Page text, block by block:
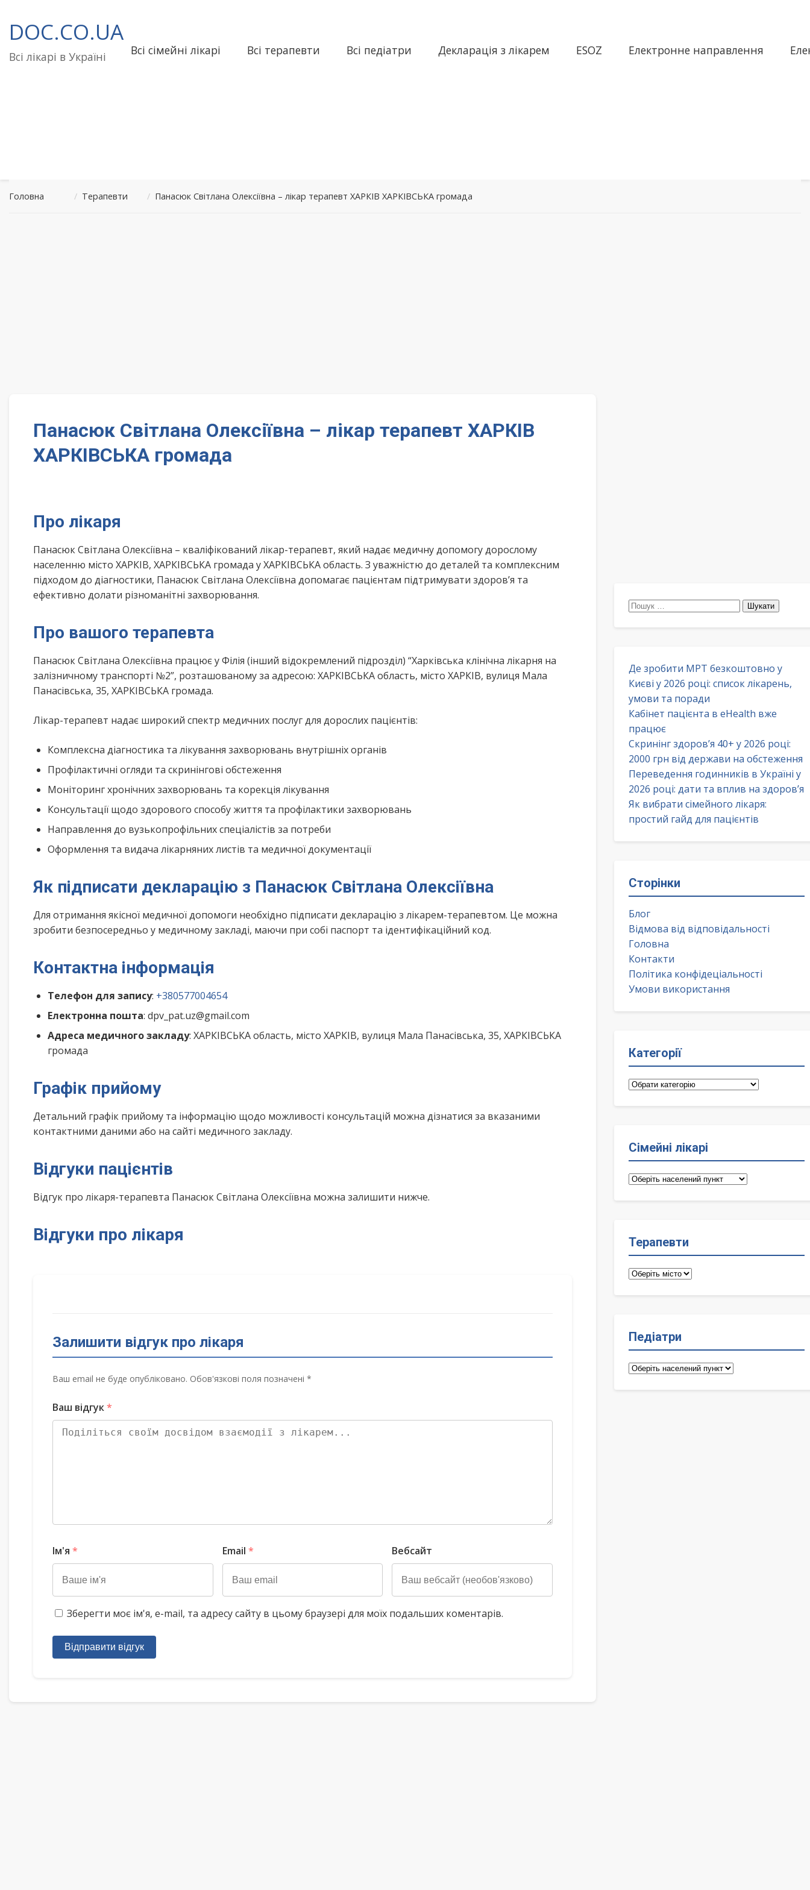
до
вмісту
DOC.CO.UA
Всі лікарі в Україні Всі сімейні лікарі Всі терапевти Всі педіатри Декларація з лікарем ESOZ Електронне направлення
Головна / Терапевти / Панасюк Світлана Олексіївна – лікар терапевт ХАРКІВ ХАРКІВСЬКА громада
Панасюк Світлана Олексіївна – лікар терапевт ХАРКІВ
ХАРКІВСЬКА громада
Про лікаря
Панасюк Світлана Олексіївна – кваліфікований лікар-терапевт, який надає медичну допомогу дорослому
населенню місто ХАРКІВ, ХАРКІВСЬКА громада у ХАРКІВСЬКА область. З уважністю до деталей та комплексним
підходом до діагностики, Панасюк Світлана Олексіївна допомагає пацієнтам підтримувати здоров’я та
ефективно долати різноманітні захворювання.
Про вашого терапевта
Панасюк Світлана Олексіївна працює у Філія (інший відокремлений підрозділ) “Харківська клінічна лікарня на
залізничному транспорті №2”, розташованому за адресою: ХАРКІВСЬКА область, місто ХАРКІВ, вулиця Мала
Панасівська, 35, ХАРКІВСЬКА громада.
Лікар-терапевт надає широкий спектр медичних послуг для дорослих пацієнтів:
Комплексна діагностика та лікування захворювань внутрішніх органів
Профілактичні огляди та скринінгові обстеження
Моніторинг хронічних захворювань та корекція лікування
Консультації щодо здорового способу життя та профілактики захворювань
Направлення до вузькопрофільних спеціалістів за потреби
Оформлення та видача лікарняних листів та медичної документації
Як підписати декларацію з Панасюк Світлана Олексіївна
Для отримання якісної медичної допомоги необхідно підписати декларацію з лікарем-терапевтом. Це можна
зробити безпосередньо у медичному закладі, маючи при собі паспорт та ідентифікаційний код.
Контактна інформація
Телефон для запису: +380577004654
Електронна пошта: dpv_pat.uz@gmail.com
Адреса медичного закладу: ХАРКІВСЬКА область, місто ХАРКІВ, вулиця Мала Панасівська, 35, ХАРКІВСЬКА
громада
Графік прийому
Детальний графік прийому та інформацію щодо можливості консультацій можна дізнатися за вказаними
контактними даними або на сайті медичного закладу.
Відгуки пацієнтів
Відгук про лікаря-терапевта Панасюк Світлана Олексіївна можна залишити нижче.
Відгуки про лікаря
Залишити відгук про лікаря
Ваш email не буде опубліковано. Обов'язкові поля позначені *
Ваш відгук*
Ім'я * Email * Вебсайт
Зберегти моє ім'я, e-mail, та адресу сайту в цьому браузері для моїх подальших коментарів.
Відправити відгук
Пошук:
Де зробити МРТ безкоштовно у
Києві у 2026 році: список лікарень,
умови та поради
Кабінет пацієнта в eHealth вже
працює
Скринінг здоров’я 40+ у 2026 році:
2000 грн від держави на обстеження
Переведення годинників в Україні у
2026 році: дати та вплив на здоров’я
Як вибрати сімейного лікаря:
простий гайд для пацієнтів
Сторінки
Блог
Відмова від відповідальності
Головна
Контакти
Політика конфідеціальності
Умови використання
Категорії
Категорії
Сімейні лікарі
Сімейні
Терапевти
Терапевти
Педіатри
Педіатри